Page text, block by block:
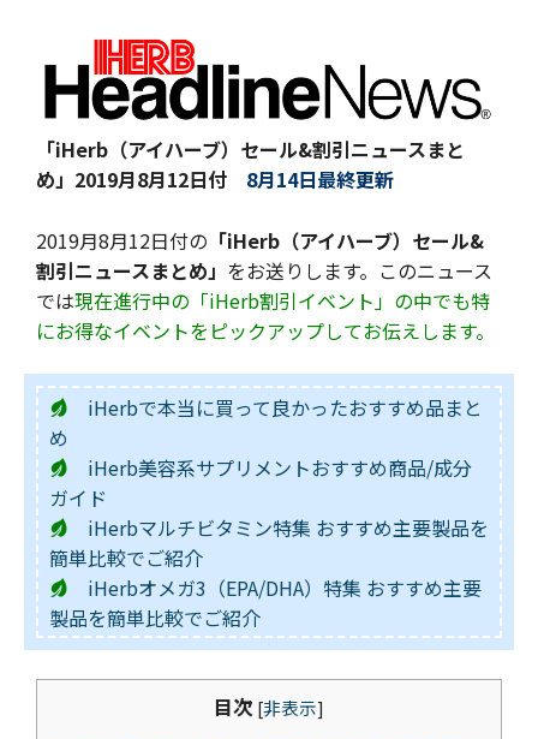
「iHerb（アイハーブ）セール&割引ニュースまと
め」 2019月8月12日付 8月14日最終更新
2019月8月12日付の 「iHerb（アイハーブ）セール&
割引ニュースまとめ」 をお送りします。このニュース
では現在進行中の「iHerb割引イベント」の中でも特
にお得なイベントをピックアップしてお伝えします。
iHerbで本当に買って良かったおすすめ品まと
め
iHerb美容系サプリメントおすすめ商品/成分
ガイド
iHerbマルチビタミン特集 おすすめ主要製品を
簡単比較でご紹介
iHerbオメガ3（EPA/DHA）特集 おすすめ主要
製品を簡単比較でご紹介
目次 [非表示]